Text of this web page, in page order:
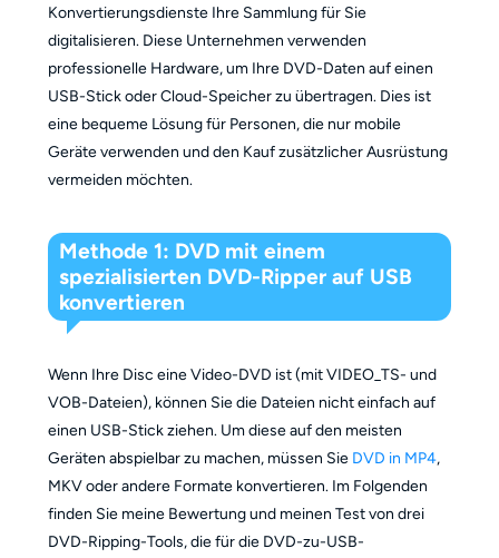
Konvertierungsdienste Ihre Sammlung für Sie
digitalisieren. Diese Unternehmen verwenden
professionelle Hardware, um Ihre DVD-Daten auf einen
USB-Stick oder Cloud-Speicher zu übertragen. Dies ist
eine bequeme Lösung für Personen, die nur mobile
Geräte verwenden und den Kauf zusätzlicher Ausrüstung
vermeiden möchten.
Methode 1: DVD mit einem
spezialisierten DVD-Ripper auf USB
konvertieren
Wenn Ihre Disc eine Video-DVD ist (mit VIDEO_TS- und
VOB-Dateien), können Sie die Dateien nicht einfach auf
einen USB-Stick ziehen. Um diese auf den meisten
Geräten abspielbar zu machen, müssen Sie DVD in MP4,
MKV oder andere Formate konvertieren. Im Folgenden
finden Sie meine Bewertung und meinen Test von drei
DVD-Ripping-Tools, die für die DVD-zu-USB-